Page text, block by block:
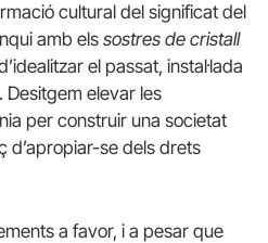
cultural del significat del
amb els sostres de cristall
el passat, instal·lada
Desitgem elevar les
per construir una societat
d’apropiar-se dels drets
a favor, i a pesar que